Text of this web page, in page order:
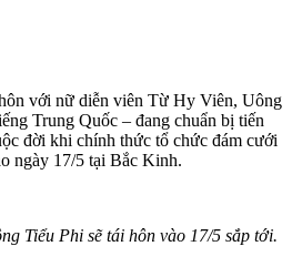
với nữ diễn viên Từ Hy Viên, Uông
Trung Quốc – đang chuẩn bị tiến
đời khi chính thức tổ chức đám cưới
ngày 17/5 tại Bắc Kinh.
Tiểu Phi sẽ tái hôn vào 17/5 sắp tới.